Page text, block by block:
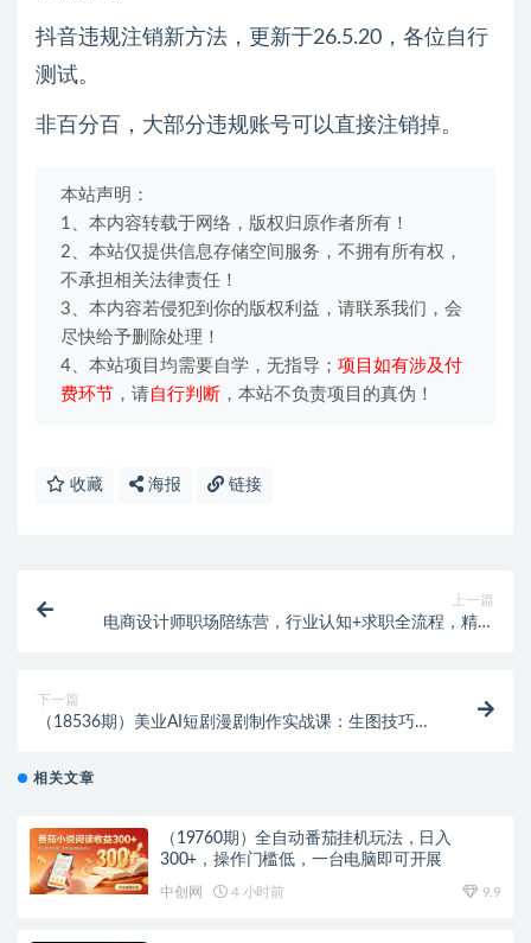
抖音违规注销新方法，更新于26.5.20，各位自行
测试。
非百分百，大部分违规账号可以直接注销掉。
本站声明：
1、本内容转载于网络，版权归原作者所有！
2、本站仅提供信息存储空间服务，不拥有所有权，
不承担相关法律责任！
3、本内容若侵犯到你的版权利益，请联系我们，会
尽快给予删除处理！
4、本站项目均需要自学，无指导； 项目如有涉及付
费环节 ，请自行判断 ，本站不负责项目的真伪！
收藏 海报 链接
上一篇
电商设计师职场陪练营，行业认知+求职全流程，精准
下一篇
（18536期）美业AI短剧漫剧制作实战课：生图技巧
相关文章
（19760期）全自动番茄挂机玩法，日入
300+，操作门槛低，一台电脑即可开展
中创网 4 小时前 9.9